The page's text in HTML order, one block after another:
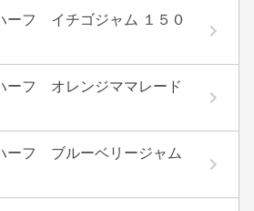
ーフ イチゴジャム １５０
ーフ オレンジママレード
ーフ ブルーベリージャム